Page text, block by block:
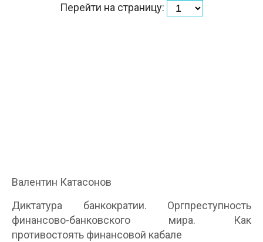
Перейти на страницу:
Валентин Катасонов
Диктатура банкократии. Оргпреступность
финансово-банковского мира. Как
противостоять финансовой кабале